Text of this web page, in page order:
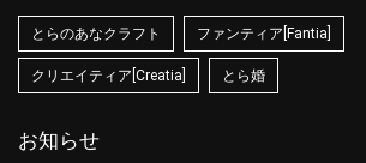
とらのあなクラフト ファンティア[Fantia]
クリエイティア[Creatia] とら婚
お知らせ